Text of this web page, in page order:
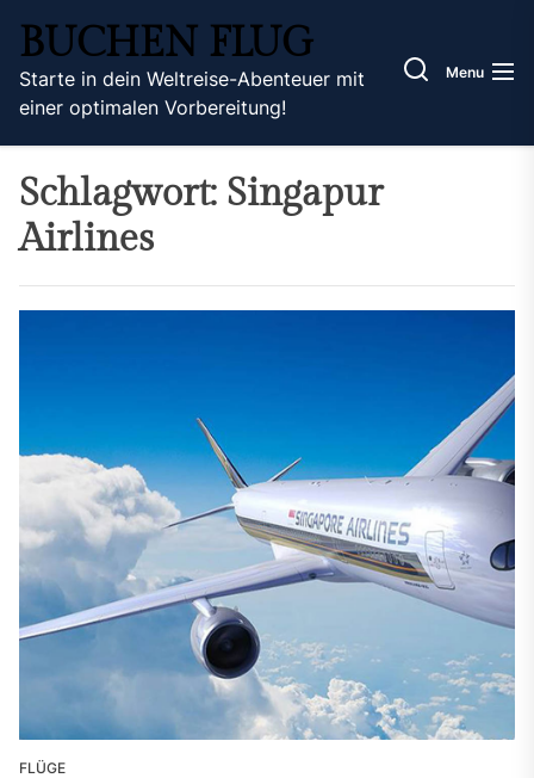
the
content
BUCHEN FLUG
Starte in dein Weltreise-Abenteuer mit
einer optimalen Vorbereitung!
Menu
Schlagwort: Singapur
Airlines
FLÜGE